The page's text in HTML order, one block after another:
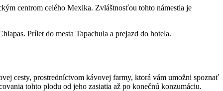
centrom celého Mexika. Zvláštnosťou tohto námestia je
Prílet do mesta Tapachula a prejazd do hotela.
cesty, prostredníctvom kávovej farmy, ktorá vám umožni spoznať
tohto plodu od jeho zasiatia až po konečnú konzumáciu.